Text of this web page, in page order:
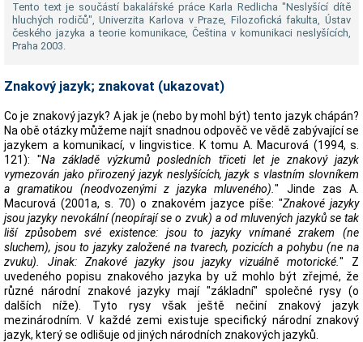
Tento text je součástí bakalářské práce Karla Redlicha "Neslyšící dítě
hluchých rodičů", Univerzita Karlova v Praze, Filozofická fakulta, Ústav
českého jazyka a teorie komunikace, Čeština v komunikaci neslyšících,
Praha 2003.
Znakový jazyk; znakovat (ukazovat)
Co je znakový jazyk? A jak je (nebo by mohl být) tento jazyk chápán?
Na obě otázky můžeme najít snadnou odpověč ve vědě zabývající se
jazykem a komunikací, v lingvistice. K tomu A. Macurová (1994, s.
121): "Na základě výzkumů posledních třiceti let je znakový jazyk
vymezován jako přirozený jazyk neslyšících, jazyk s vlastním slovníkem
a gramatikou (neodvozenými z jazyka mluveného)." Jinde zas A.
Macurová (2001a, s. 70) o znakovém jazyce píše: "Znakové jazyky
jsou jazyky nevokální (neopírají se o zvuk) a od mluvených jazyků se tak
liší způsobem své existence: jsou to jazyky vnímané zrakem (ne
sluchem), jsou to jazyky založené na tvarech, pozicích a pohybu (ne na
zvuku). Jinak: Znakové jazyky jsou jazyky vizuálně motorické. " Z
uvedeného popisu znakového jazyka by už mohlo být zřejmé, že
různé národní znakové jazyky mají "základní" společné rysy (o
dalších níže). Tyto rysy však ještě nečiní znakový jazyk
mezinárodním. V každé zemi existuje specifický národní znakový
jazyk, který se odlišuje od jiných národních znakových jazyků.